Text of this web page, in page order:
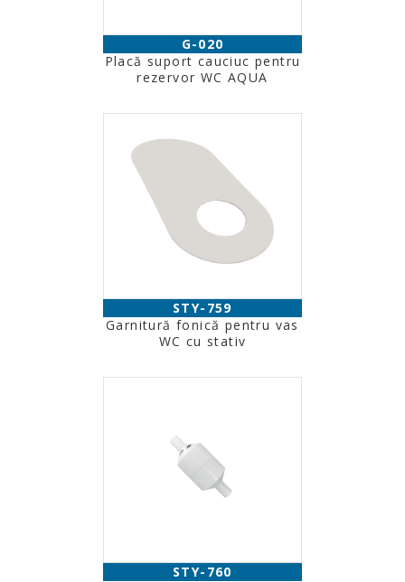
G-020
Placă suport cauciuc pentru
rezervor WC AQUA
STY-759
Garnitură fonică pentru vas
WC cu stativ
STY-760